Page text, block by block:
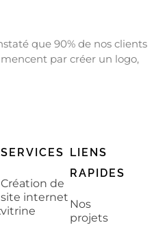
que 90% de nos clients
par créer un logo,
SERVICES
Création de
site internet
vitrine
LIENS
RAPIDES
Nos
projets